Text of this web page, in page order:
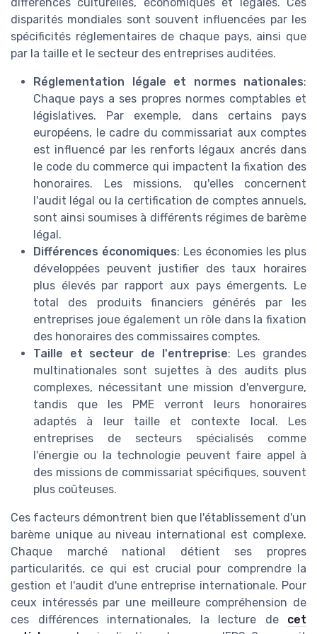
différences culturelles, économiques et légales. Ces
disparités mondiales sont souvent influencées par les
spécificités réglementaires de chaque pays, ainsi que
par la taille et le secteur des entreprises auditées.
Réglementation légale et normes nationales:
Chaque pays a ses propres normes comptables et
législatives. Par exemple, dans certains pays
européens, le cadre du commissariat aux comptes
est influencé par les renforts légaux ancrés dans
le code du commerce qui impactent la fixation des
honoraires. Les missions, qu'elles concernent
l'audit légal ou la certification de comptes annuels,
sont ainsi soumises à différents régimes de barème
légal.
Différences économiques: Les économies les plus
développées peuvent justifier des taux horaires
plus élevés par rapport aux pays émergents. Le
total des produits financiers générés par les
entreprises joue également un rôle dans la fixation
des honoraires des commissaires comptes.
Taille et secteur de l'entreprise: Les grandes
multinationales sont sujettes à des audits plus
complexes, nécessitant une mission d'envergure,
tandis que les PME verront leurs honoraires
adaptés à leur taille et contexte local. Les
entreprises de secteurs spécialisés comme
l'énergie ou la technologie peuvent faire appel à
des missions de commissariat spécifiques, souvent
plus coûteuses.
Ces facteurs démontrent bien que l'établissement d'un
barème unique au niveau international est complexe.
Chaque marché national détient ses propres
particularités, ce qui est crucial pour comprendre la
gestion et l'audit d'une entreprise internationale. Pour
ceux intéressés par une meilleure compréhension de
ces différences internationales, la lecture de cet